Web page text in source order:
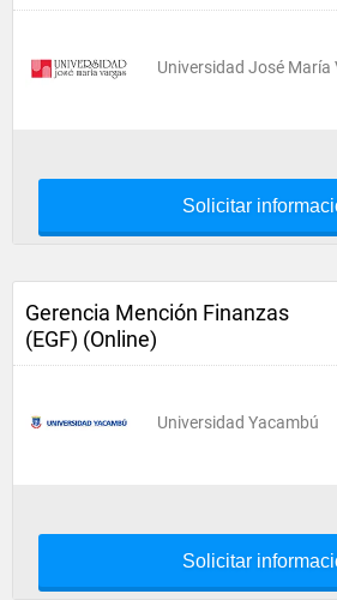
Universidad José María
Solicitar
Gerencia Mención Finanzas
(EGF) (Online)
Universidad Yacambú
Solicitar